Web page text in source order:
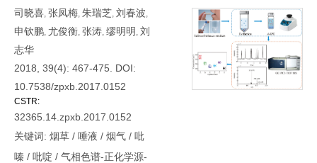
司晓喜, 张凤梅, 朱瑞芝, 刘春波,
申钦鹏, 尤俊衡, 张涛, 缪明明 , 刘
志华
2018, 39(4): 467-475.
DOI:
10.7538/zpxb.2017.0152
CSTR:
32365.14.zpxb.2017.0152
关键词: 烟草 / 唾液 / 烟气 / 吡
嗪 / 吡啶 / 气相色谱-正化学源-